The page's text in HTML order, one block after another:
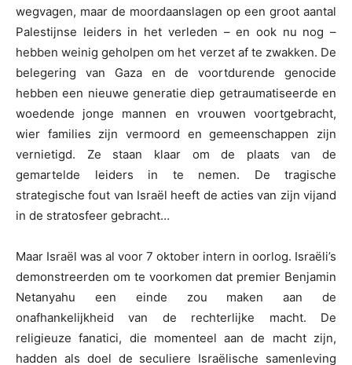
wegvagen, maar de moordaanslagen op een groot aantal
Palestijnse leiders in het verleden – en ook nu nog –
hebben weinig geholpen om het verzet af te zwakken. De
belegering van Gaza en de voortdurende genocide
hebben een nieuwe generatie diep getraumatiseerde en
woedende jonge mannen en vrouwen voortgebracht,
wier families zijn vermoord en gemeenschappen zijn
vernietigd. Ze staan klaar om de plaats van de
gemartelde leiders in te nemen. De tragische
strategische fout van Israël heeft de acties van zijn vijand
in de stratosfeer gebracht…
Maar Israël was al voor 7 oktober intern in oorlog. Israëli’s
demonstreerden om te voorkomen dat premier Benjamin
Netanyahu een einde zou maken aan de
onafhankelijkheid van de rechterlijke macht. De
religieuze fanatici, die momenteel aan de macht zijn,
hadden als doel de seculiere Israëlische samenleving